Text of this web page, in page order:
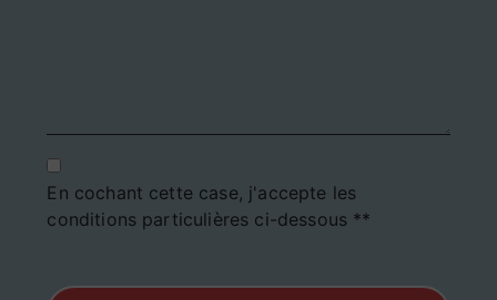
En cochant cette case, j'accepte les
conditions particulières ci-dessous **